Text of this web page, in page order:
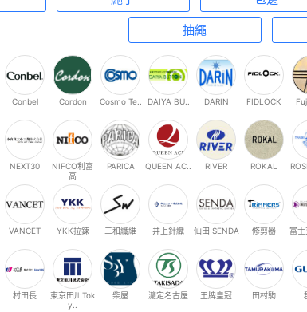
抽繩
Conbel Cordon Cosmo Te.. DAIYA BU.. DARIN FIDLOCK
NEXT30
NIFCO利富
高
PARICA QUEEN AC.. RIVER ROKAL
VANCET YKK拉鍊 三和纖維 井上針織 仙田 SENDA 修剪器 富士
村田長
東京田川Tok
y..
柴屋 瀧定名古屋 王牌皇冠 田村駒